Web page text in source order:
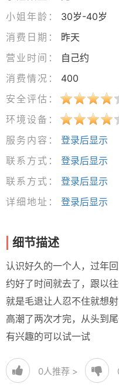
小姐年龄：
30岁-40岁
消费日期：
昨天
营业时间：
自己约
消费情况：
400
安全评估：
环境设备：
服务内容：
登录后显示
联系方式：
登录后显示
联系方式：
登录后显示
详细地址：
登录后显示
细节描述
认识好久的一个人，过年
约好了时间就去了，跟以
就是毛退让人忍不住就想
高潮了两次才完，从头到
有兴趣的可以试一试
0人推荐 >